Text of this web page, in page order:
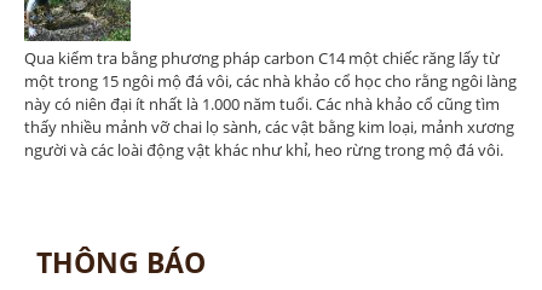
Qua kiểm tra bằng phương pháp carbon C14 một chiếc răng lấy từ
một trong 15 ngôi mộ đá vôi, các nhà khảo cổ học cho rằng ngôi làng
này có niên đại ít nhất là 1.000 năm tuổi. Các nhà khảo cổ cũng tìm
thấy nhiều mảnh vỡ chai lọ sành, các vật bằng kim loại, mảnh xương
người và các loài động vật khác như khỉ, heo rừng trong mộ đá vôi.
THÔNG BÁO